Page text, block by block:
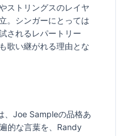
ストリングスのレイヤ
。シンガーにとっては
されるレパートリー
歌い継がれる理由とな
、Joe Sampleの品格あ
的な言葉を、Randy